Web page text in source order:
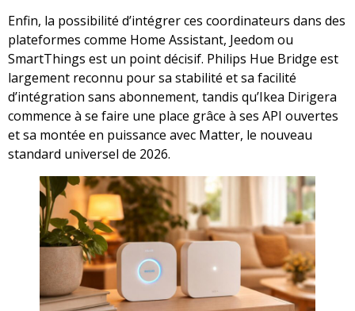
Enfin, la possibilité d’intégrer ces coordinateurs dans des
plateformes comme Home Assistant, Jeedom ou
SmartThings est un point décisif. Philips Hue Bridge est
largement reconnu pour sa stabilité et sa facilité
d’intégration sans abonnement, tandis qu’Ikea Dirigera
commence à se faire une place grâce à ses API ouvertes
et sa montée en puissance avec Matter, le nouveau
standard universel de 2026.